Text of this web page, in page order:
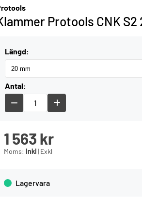
Protools CNK S2
Längd:
Antal:
1 563 kr
Moms: Inkl| Exkl
Lagervara